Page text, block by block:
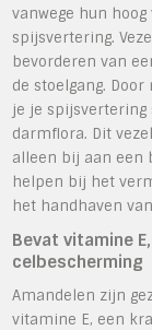
vanwege hun
spijsvertering.
bevorderen van
de stoelgang.
je je spijsvertering
darmflora. Dit
alleen bij aan een
helpen bij het
het handhaven
Bevat vitamine
celbescherming
Amandelen zijn
vitamine E, een